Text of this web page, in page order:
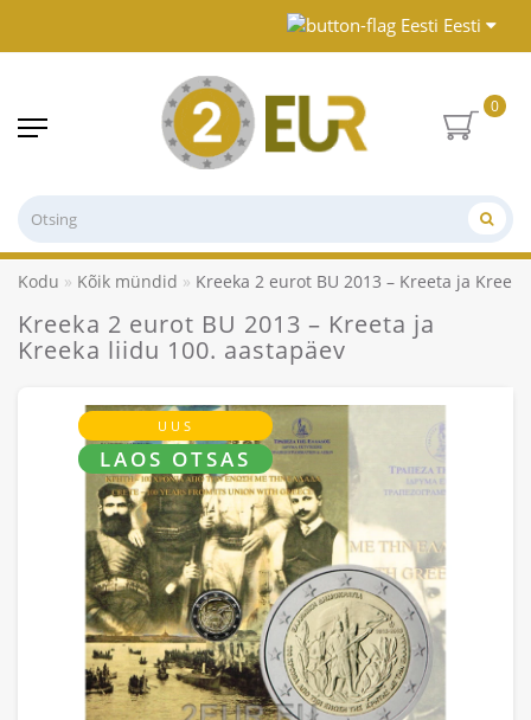
Eesti
0
Kodu Kõik mündid Kreeka 2 eurot BU 2013 – Kreeta ja
Kreeka 2 eurot BU 2013 – Kreeta ja
Kreeka liidu 100. aastapäev
UUS
LAOS OTSAS